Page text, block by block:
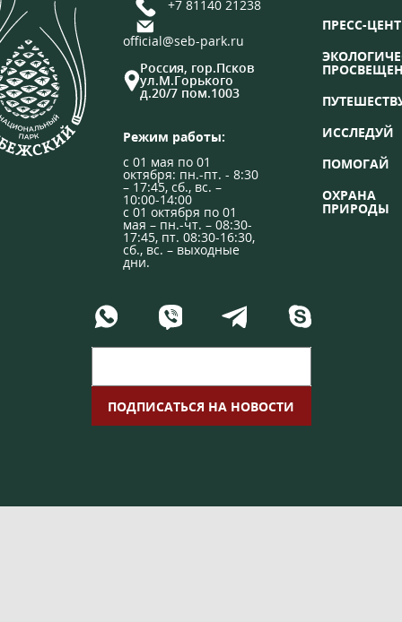
+7 81140 21238
official@seb-park.ru
Россия, гор.Псков
ул.М.Горького
д.20/7 пом.1003
Режим работы:
с 01 мая по 01
октября: пн.-пт. - 8:30
– 17:45, сб., вс. –
10:00-14:00
с 01 октября по 01
мая – пн.-чт. – 08:30-
17:45, пт. 08:30-16:30,
сб., вс. – выходные
дни.
ПРЕСС-
ИССЛЕДУЙ
ПОМОГАЙ
ОХРАНА
ПРИРОДЫ